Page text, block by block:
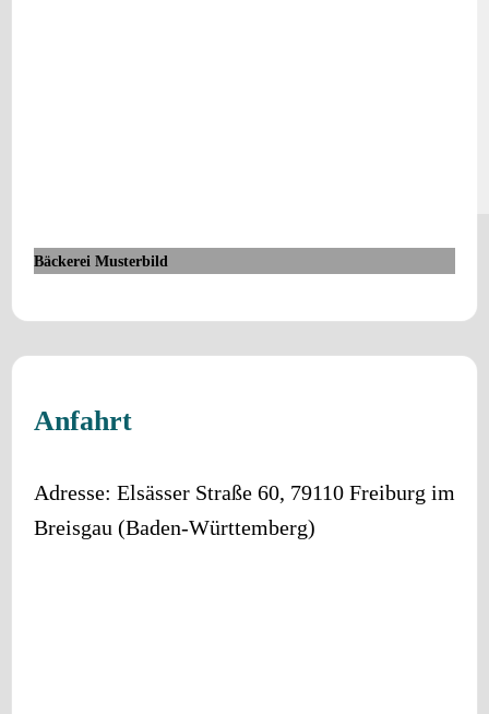
Bäckerei Musterbild
Anfahrt
Adresse: Elsässer Straße 60, 79110 Freiburg im
Breisgau (Baden-Württemberg)